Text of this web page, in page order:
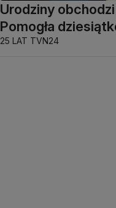
Urodziny
Pomogła
25 LAT TVN24